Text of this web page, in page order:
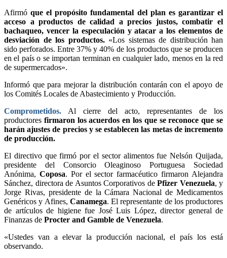
Afirmóque el propósito fundamental del plan es garantizar el
acceso a productos de calidad a precios justos, combatir el
bachaqueo, vencer la especulación y atacar a los elementos de
desviación de los productos.«Los sistemas de distribución han
sido perforados. Entre 37% y 40% de los productos que se producen
en el país o se importan terminan en cualquier lado, menos en la red
de supermercados».
Informó que para mejorar la distribución contarán con el apoyo de
los Comités Locales de Abastecimiento y Producción.
Comprometidos. Al cierre del acto, representantes de los
productores firmaron los acuerdos en los que se reconoce que se
harán ajustes de precios y se establecen las metas de incremento
de producción.
El directivo que firmó por el sector alimentos fue Nelsón Quijada,
presidente del Consorcio Oleaginoso Portuguesa Sociedad
Anónima, Coposa. Por el sector farmacéutico firmaron Alejandra
Sánchez, directora de Asuntos Corporativos de Pfizer Venezuela, y
Jorge Rivas, presidente de la Cámara Nacional de Medicamentos
Genéricos y Afines, Canamega. El representante de los productores
de artículos de higiene fue José Luis López, director general de
Finanzas de Procter and Gamble de Venezuela.
«Ustedes van a elevar la producción nacional, el país los está
observando.